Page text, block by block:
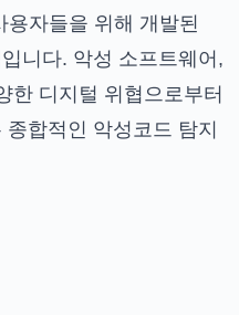
용자들을 위해 개발된
니다. 악성 소프트웨어,
한 디지털 위협으로부터
합적인 악성코드 탐지